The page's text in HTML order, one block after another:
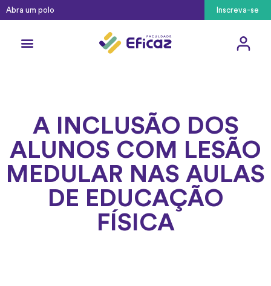
Abra um polo Inscreva-se
A INCLUSÃO DOS
ALUNOS COM LESÃO
MEDULAR NAS AULAS
DE EDUCAÇÃO
FÍSICA